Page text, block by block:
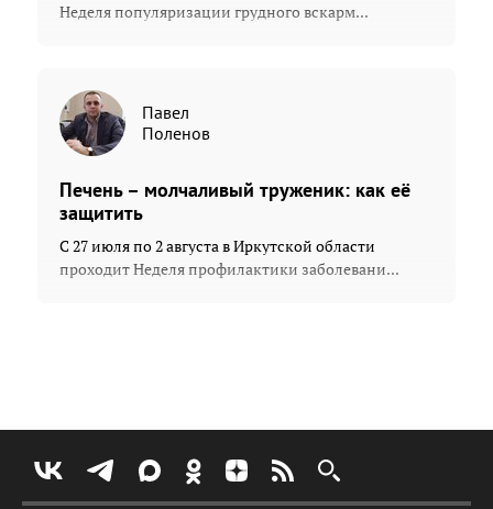
Неделя популяризации грудного вскарм...
Павел
Поленов
Печень – молчаливый труженик: как её
защитить
С 27 июля по 2 августа в Иркутской области
проходит Неделя профилактики заболевани...